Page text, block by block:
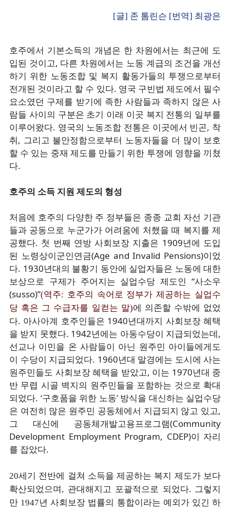
[글] 존 톰린슨 [번역] 최광은
호주에서 기본소득의 개념은 한 차원에서는 최근에 도
입된 것이고, 다른 차원에서는 노동 계급의 조건을 개선
하기 위한 노동조합 및 복지 활동가들의 투쟁으로부터
전개된 것이라고 할 수 있다. 영국 구빈법 제도에서 필수
요소였던 구제를 받기에 족한 사람들과 족하지 않은 사
람들 사이의 구분은 초기 이래 이곳 복지 전통의 일부를
이루어왔다. 영국의 노동조합 전통은 이곳에서 빈곤, 착
취, 그리고 불안정함으로부터 노동자들을 더 많이 보호
할 수 있는 중재 제도를 만들기 위한 투쟁에 영향을 끼쳤
다.
호주의 소득 지원 제도의 형성
처음에 호주의 다양한 주 정부들은 종종 교회 자선 기관
들과 공동으로 누군가가 어려움에 처했을 때 복지를 제
공했다. 첫 번째 연방 사회보장 지출은 1909년에 도입
된 노령상이군인연금(Age and Invalid Pensions)이었
다. 1930년대의 불황기 동안에 실업자들은 노동에 대한
보상으로 구제가 주어지는 실업수당 제도인 “사소우
(susso)”(역주: 호주의 속어로 정부가 제공하는 실업수
당 혹은 그 수급자를 일컫는 말)에 의존할 수밖에 없었
다. 아사아계 호주인들은 1940년대까지 사회보장 혜택
을 받지 못했다. 1942년에는 아동수당이 지급되었는데,
선교나 이민을 온 사람들이 아닌 원주민 아이들에게도
이 수당이 지급되었다. 1960년대 말경에는 도시에 사는
원주민들도 사회보장 혜택을 받았고, 이는 1970년대 중
반 무렵 시골 벽지의 원주민들을 포함하는 것으로 확대
되었다. ‘구호품을 위한 노동’ 방식을 대신하는 실업수당
은 여전히 많은 원주민 공동체에서 지급되지 않고 있고,
그 대신에 공동체개발고용프로그램(Community
Development Employment Program, CDEP)이 자리
를 잡았다.
20세기 전반에 걸쳐 소득을 제공하는 복지 제도가 보다
확산되었으며, 관대해지고 포괄적으로 되었다. 그렇지
만 1947년 사회보장 법률의 통합이라는 예외가 있긴 하